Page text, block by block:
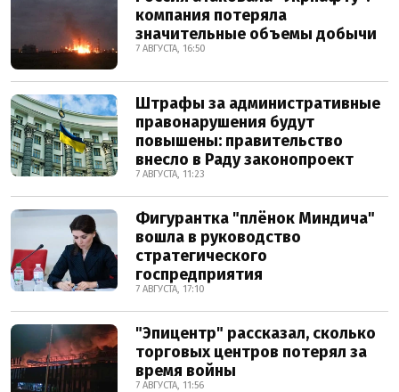
компания потеряла
значительные объемы добычи
7 АВГУСТА, 16:50
Штрафы за административные
правонарушения будут
повышены: правительство
внесло в Раду законопроект
7 АВГУСТА, 11:23
Фигурантка "плёнок Миндича"
вошла в руководство
стратегического
госпредприятия
7 АВГУСТА, 17:10
"Эпицентр" рассказал, сколько
торговых центров потерял за
время войны
7 АВГУСТА, 11:56